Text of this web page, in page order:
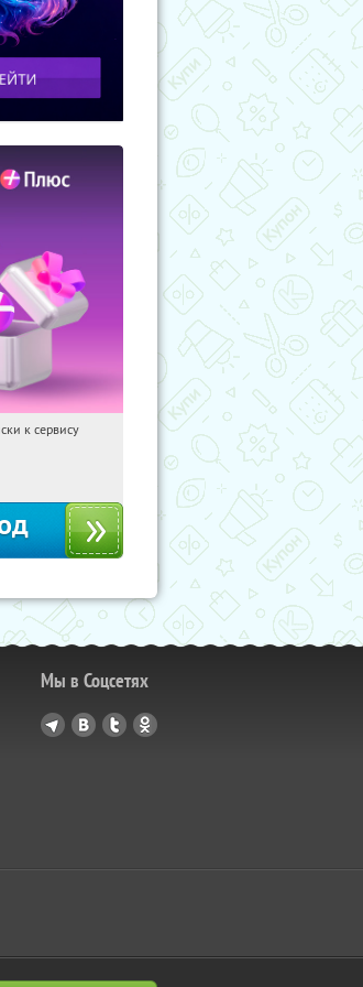
Получили:
к сервису
Мы в Соцсетях